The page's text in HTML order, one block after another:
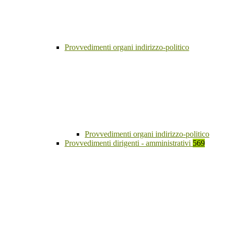
Provvedimenti organi indirizzo-politico
Provvedimenti organi indirizzo-politico
Provvedimenti dirigenti - amministrativi 569